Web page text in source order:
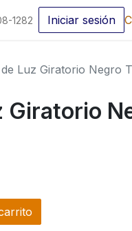
1282 Iniciar sesión
Luz Giratorio Negro
Giratorio